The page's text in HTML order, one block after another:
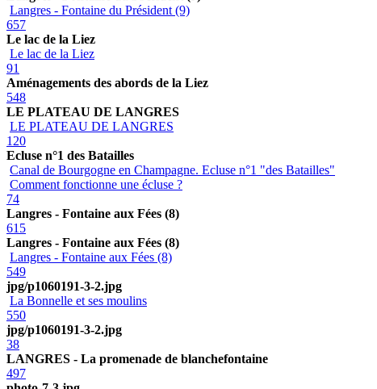
Langres - Fontaine du Président (9)
657
Le lac de la Liez
Le lac de la Liez
91
Aménagements des abords de la Liez
548
LE PLATEAU DE LANGRES
LE PLATEAU DE LANGRES
120
Ecluse n°1 des Batailles
Canal de Bourgogne en Champagne. Ecluse n°1 "des Batailles"
Comment fonctionne une écluse ?
74
Langres - Fontaine aux Fées (8)
615
Langres - Fontaine aux Fées (8)
Langres - Fontaine aux Fées (8)
549
jpg/p1060191-3-2.jpg
La Bonnelle et ses moulins
550
jpg/p1060191-3-2.jpg
38
LANGRES - La promenade de blanchefontaine
497